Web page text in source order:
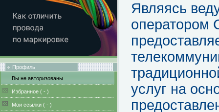
Профиль
Вы не авторизованы
Избранное ( - )
Мои ссылки ( - )
Являясь
услуг на